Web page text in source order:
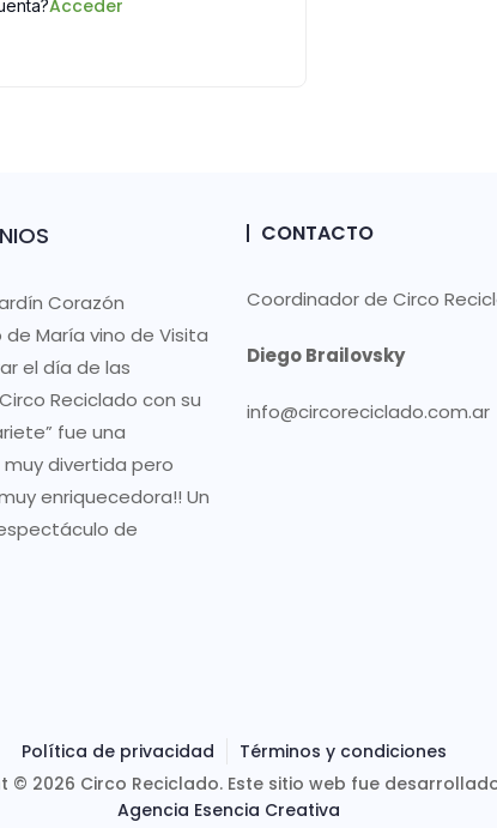
Acceder
Corazón
María vino de Visita
el día de las
Reciclado con su
fue una
divertida pero
enriquecedora!! Un
de
CONTACTO
Coordinador de Circo
Diego Brailovsky
info@circoreciclado.com.ar
Política de privacidad
Términos y condiciones
© 2026 Circo Reciclado. Este sitio web fue
Agencia Esencia Creativa